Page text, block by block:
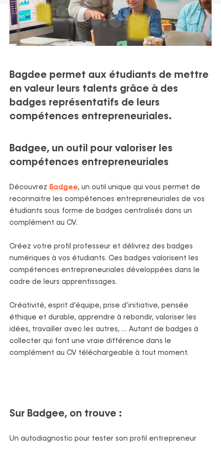
ESG
actualités
Bagdee permet aux étudiants de mettre
en valeur leurs talents grâce à des
badges représentatifs de leurs
compétences entrepreneuriales​.
Badgee, un outil pour valoriser les
compétences entrepreneuriales
Découvrez Badgee, un outil unique qui vous permet de
reconnaitre les compétences entrepreneuriales de vos
étudiants sous forme de badges centralisés dans un
complément au CV.
Créez votre profil professeur et délivrez des badges
numériques à vos étudiants. Ces badges valorisent les
compétences entrepreneuriales développées dans le
cadre de leurs apprentissages.
Créativité, esprit d’équipe, prise d’initiative, pensée
éthique et durable, apprendre à rebondir, valoriser les
idées, travailler avec les autres, … Autant de badges à
collecter qui font une vraie différence dans le
complément au CV téléchargeable à tout moment.
Sur Badgee, on trouve :
Un autodiagnostic pour tester son profil entrepreneur